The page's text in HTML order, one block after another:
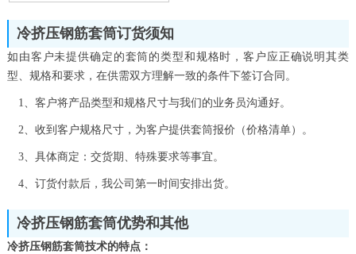
冷挤压钢筋套筒订货须知
如由客户未提供确定的套筒的类型和规格时，客户应正确说明其类
型、规格和要求，在供需双方理解一致的条件下签订合同。
1、客户将产品类型和规格尺寸与我们的业务员沟通好。
2、收到客户规格尺寸，为客户提供套筒报价（价格清单）。
3、具体商定：交货期、特殊要求等事宜。
4、订货付款后，我公司第一时间安排出货。
冷挤压钢筋套筒优势和其他
冷挤压钢筋套筒技术的特点：